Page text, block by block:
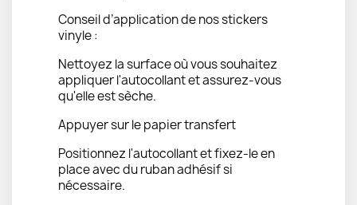
Conseil d’application de nos stickers
vinyle :
Nettoyez la surface où vous souhaitez
appliquer l'autocollant et assurez-vous
qu'elle est sèche.
Appuyer sur le papier transfert
Positionnez l'autocollant et fixez-le en
place avec du ruban adhésif si
nécessaire.